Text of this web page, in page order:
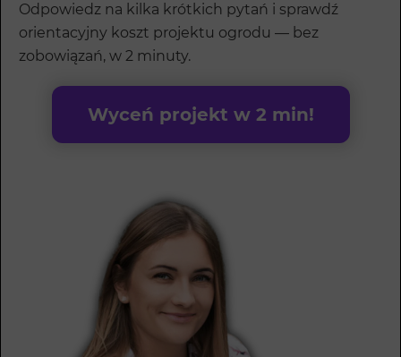
Odpowiedz na kilka krótkich pytań i sprawdź
orientacyjny koszt projektu ogrodu — bez
zobowiązań, w 2 minuty.
Wyceń projekt w 2 min!